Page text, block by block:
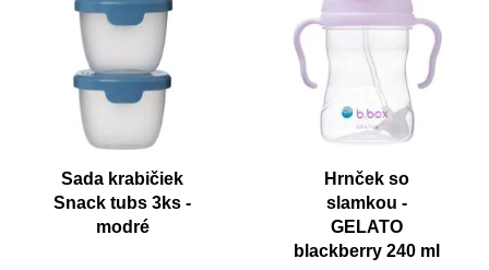
Sada krabičiek
Snack tubs 3ks -
modré
Hrnček so
slamkou -
GELATO
blackberry 240 ml